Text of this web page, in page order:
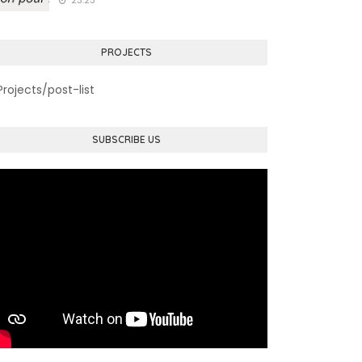
PROJECTS
post-list
SUBSCRIBE US